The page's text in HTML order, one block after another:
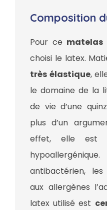
Composition
Pour ce matelas
choisi le latex.
très élastique,
le domaine de la
de vie d’une
plus d’un
effet, elle est
antibactérien, les
aux allergènes
latex utilisé est